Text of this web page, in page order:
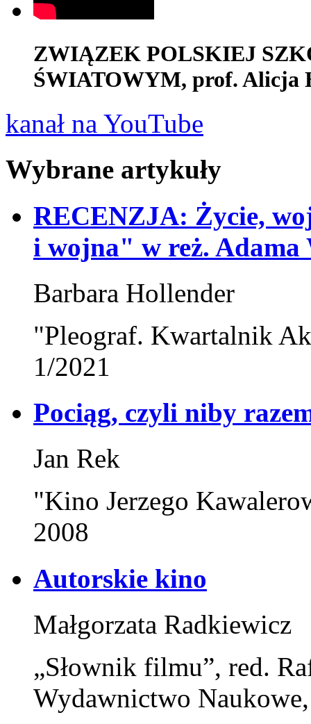
ZWIĄZEK POLSKIEJ
ŚWIATOWYM, prof. Alicja
kanał na YouTube
Wybrane artykuły
RECENZJA: Życie,
i wojna" w reż. Adama
Barbara Hollender
"Pleograf. Kwartalnik
1/2021
Pociąg, czyli niby
Jan Rek
"Kino Jerzego
2008
Autorskie kino
Małgorzata Radkiewicz
„Słownik filmu”, red.
Wydawnictwo